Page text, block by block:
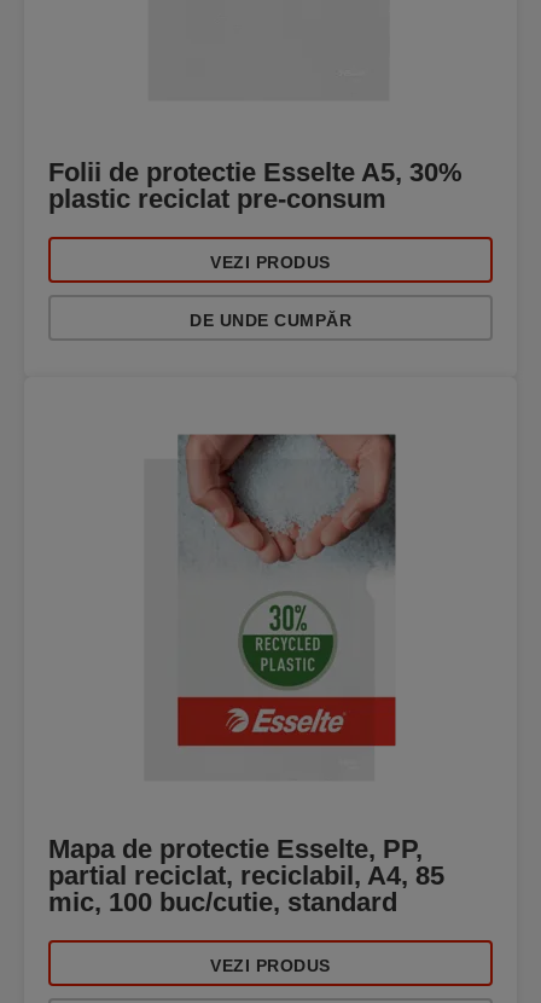
Folii de protectie Esselte A5, 30%
plastic reciclat pre-consum
VEZI PRODUS
DE UNDE CUMPĂR
Mapa de protectie Esselte, PP,
partial reciclat, reciclabil, A4, 85
mic, 100 buc/cutie, standard
VEZI PRODUS